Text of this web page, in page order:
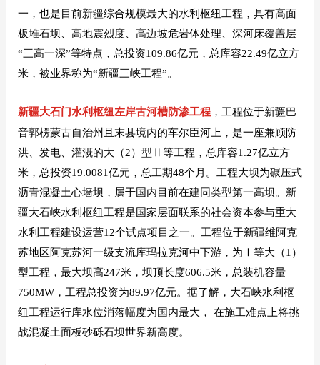
一，也是目前新疆综合规模最大的水利枢纽工程，具有高面
板堆石坝、高地震烈度、高边坡危岩体处理、深河床覆盖层
“三高一深”等特点，总投资109.86亿元，总库容22.49亿立方
米，被业界称为“新疆三峡工程”。
新疆大石门水利枢纽左岸古河槽防渗工程，工程位于新疆巴
音郭楞蒙古自治州且末县境内的车尔臣河上，是一座兼顾防
洪、发电、灌溉的大（2）型Ⅱ等工程，总库容1.27亿立方
米，总投资19.0081亿元，总工期48个月。工程大坝为碾压式
沥青混凝土心墙坝，属于国内目前在建同类型第一高坝。 新
疆大石峡水利枢纽工程是国家层面联系的社会资本参与重大
水利工程建设运营12个试点项目之一。工程位于新疆维阿克
苏地区阿克苏河一级支流库玛拉克河中下游，为Ⅰ等大（1）
型工程，最大坝高247米，坝顶长度606.5米，总装机容量
750MW，工程总投资为89.97亿元。据了解，大石峡水利枢
纽工程运行库水位消落幅度为国内最大， 在施工难点上将挑
战混凝土面板砂砾石坝世界新高度。